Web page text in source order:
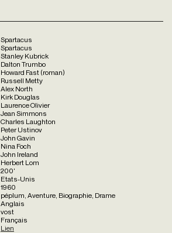
Spartacus
Spartacus
Stanley Kubrick
Dalton Trumbo
Howard Fast (roman)
Russell Metty
Alex North
Kirk Douglas
Laurence Olivier
Jean Simmons
Charles Laughton
Peter Ustinov
John Gavin
Nina Foch
John Ireland
Herbert Lom
200'
Etats-Unis
1960
péplum, Aventure, Biographie, Drame
Anglais
vost
Français
Lien